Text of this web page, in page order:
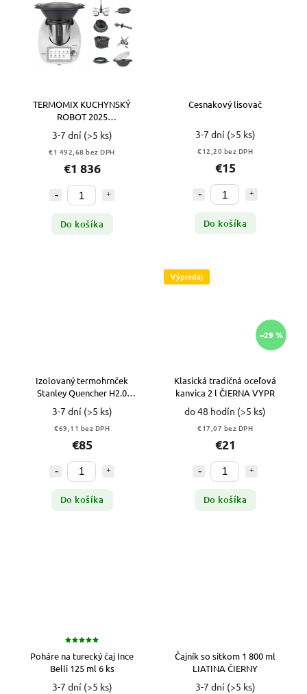
TERMOMIX KUCHYNSKÝ
ROBOT 2025
TM6+COOKIDOO+GIGA SET
3-7 dní (>5 ks)
€1 492,68 bez DPH
€1 836
Do košíka
Cesnakový lisovač
3-7 dní (>5 ks)
€12,20 bez DPH
€15
Do košíka
Izolovaný termohrnček
Stanley Quencher H2.0
FlowState Mug 40oz BÉŽOVÝ
3-7 dní (>5 ks)
€69,11 bez DPH
€85
Do košíka
Výpredaj
–29 %
Klasická tradičná oceľová
kanvica 2 l ČIERNA VYPR
do 48 hodín (>5 ks)
€17,07 bez DPH
€21
Do košíka
Poháre na turecký čaj Ince
Belli 125 ml 6 ks
3-7 dní (>5 ks)
Čajník so sitkom 1 800 ml
LIATINA ČIERNY
3-7 dní (>5 ks)